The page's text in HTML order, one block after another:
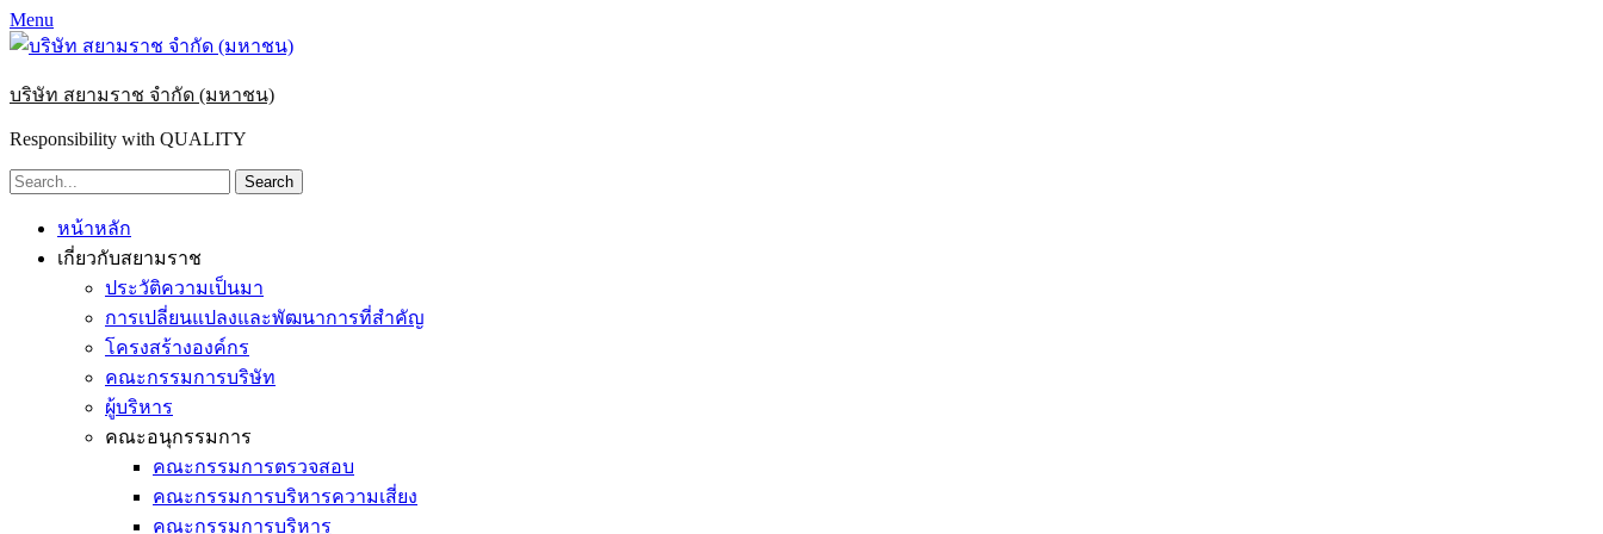
Menu
บริษัท สยามราช จำกัด (มหาชน)
Responsibility with QUALITY
Search
for:
Primary
Menu
Skip
content
หน้าหลัก
เกี่ยวกับสยามราช
ประวัติความเป็นมา
การเปลี่ยนแปลงและพัฒนาการที่สำคัญ
โครงสร้างองค์กร
คณะกรรมการบริษัท
ผู้บริหาร
คณะอนุกรรมการ
คณะกรรมการตรวจสอบ
คณะกรรมการบริหารความเสี่ยง
คณะกรรมการบริหาร